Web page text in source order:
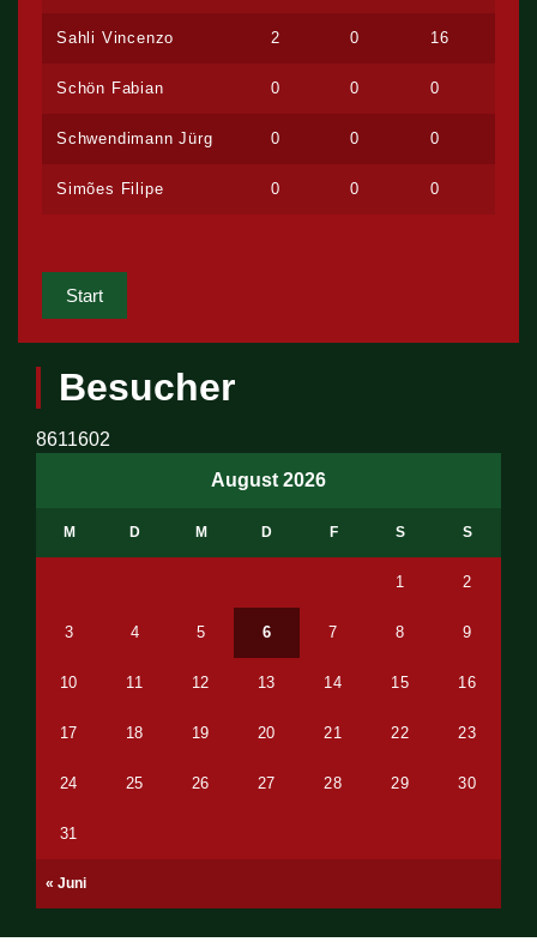
Sahli Vincenzo 2 0 16
Schön Fabian 0 0 0
Schwendimann Jürg 0 0 0
Simões Filipe 0 0 0
Start
Besucher
8611602
August 2026
M D M D F S S
« Juni
1 2
3 4 5 6 7 8 9
10 11 12 13 14 15 16
17 18 19 20 21 22 23
24 25 26 27 28 29 30
31